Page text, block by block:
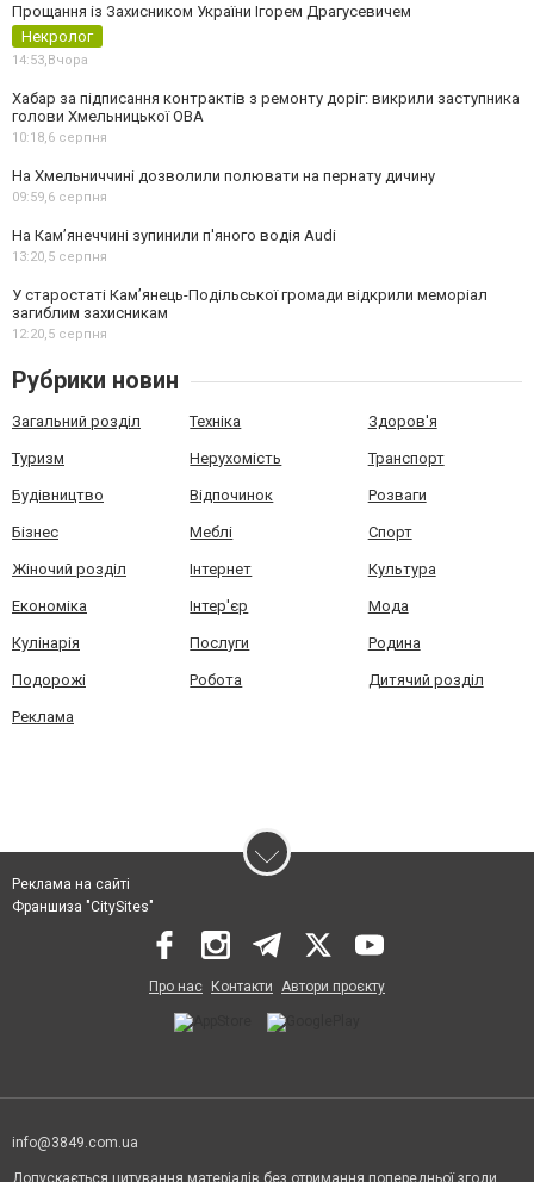
Прощання із Захисником України Ігорем Драгусевичем
Некролог
14:53,Вчора
Хабар за підписання контрактів з ремонту доріг: викрили заступника
голови Хмельницької ОВА
10:18,6 серпня
На Хмельниччині дозволили полювати на пернату дичину
09:59,6 серпня
На Камʼянеччині зупинили п'яного водія Audi
13:20,5 серпня
У старостаті Кам’янець-Подільської громади відкрили меморіал
загиблим захисникам
12:20,5 серпня
Рубрики новин
Загальний розділ Техніка Здоров'я
Туризм Нерухомість Транспорт
Будівництво Відпочинок Розваги
Бізнес Меблі Спорт
Жіночий розділ Інтернет Культура
Економіка Інтер'єр Мода
Кулінарія Послуги Родина
Подорожі Робота Дитячий розділ
Реклама
Реклама на сайті
Франшиза "CitySites"
Про нас Контакти Автори проєкту
info@3849.com.ua
Допускається цитування матеріалів без отримання попередньої згоди